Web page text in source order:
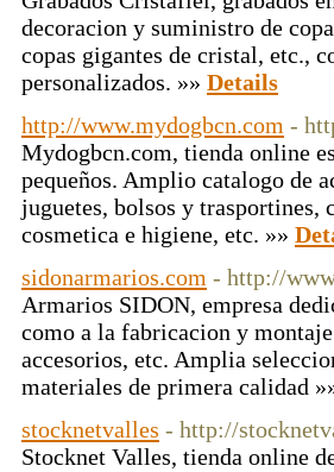
decoracion y suministro de
copas gigantes de cristal, etc.,
personalizados. »» Details
http://www.mydogbcn.com -
Mydogbcn.com, tienda online
pequeños. Amplio catalogo de
juguetes, bolsos y trasportines,
cosmetica e higiene, etc. »»
sidonarmarios.com - http://
Armarios SIDON, empresa
como a la fabricacion y
accesorios, etc. Amplia
materiales de primera calidad
stocknetvalles - http://
Stocknet Valles, tienda online